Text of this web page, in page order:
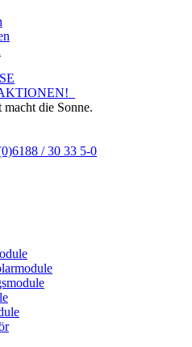
macht die Sonne.
/ 30 33 5-0